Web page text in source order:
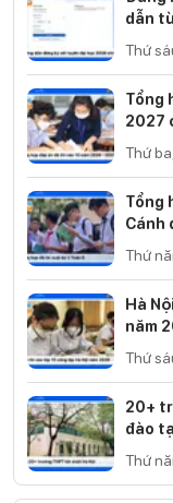
dẫn
Thứ
Tổng
2027
Thứ
Tổng
Cánh
Thứ
Hà
năm
Thứ
20+
đào
Thứ